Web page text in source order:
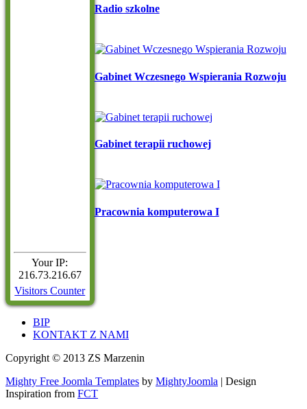
Radio szkolne
Gabinet Wczesnego Wspierania Rozwoju
Gabinet terapii ruchowej
Pracownia komputerowa I
Your IP:
216.73.216.67
Visitors Counter
BIP
KONTAKT Z NAMI
Copyright © 2013 ZS Marzenin
Mighty Free Joomla Templates by MightyJoomla | Design
Inspiration from FCT